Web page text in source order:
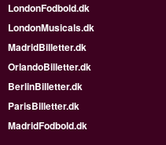
LondonFodbold.dk
LondonMusicals.dk
MadridBilletter.dk
OrlandoBilletter.dk
BerlinBilletter.dk
ParisBilletter.dk
MadridFodbold.dk